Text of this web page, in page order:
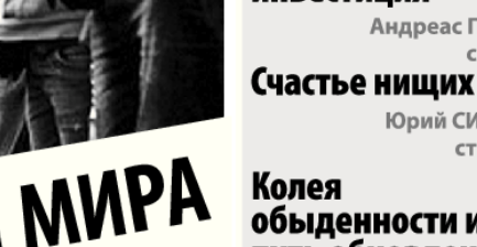
Еврейская газета
Жасмин Жизнь
Игуана